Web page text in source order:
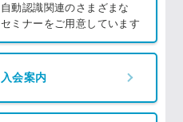
自動認識関連のさまざまな
セミナーをご用意しています
入会案内